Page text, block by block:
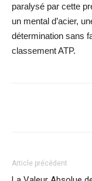
paralysé par cette
un mental d’acier,
détermination sans
classement ATP.
Article précédent